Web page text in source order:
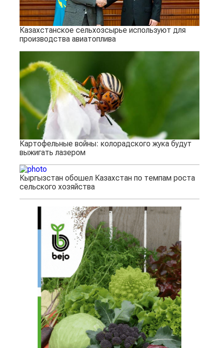
Казахстанское сельхозсырье используют для
производства авиатоплива
Картофельные войны: колорадского жука будут
выжигать лазером
Кыргызстан обошел Казахстан по темпам роста
сельского хозяйства